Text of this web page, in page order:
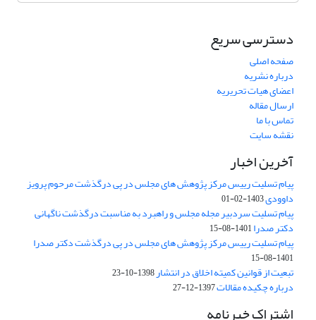
دسترسی سریع
صفحه اصلی
درباره نشریه
اعضای هیات تحریریه
ارسال مقاله
تماس با ما
نقشه سایت
آخرین اخبار
پیام تسلیت رییس مرکز پژوهش های مجلس در پی درگذشت مرحوم پرویز
داوودی1403-02-01
پیام تسلیت سردبیر مجله مجلس و راهبرد به مناسبت درگذشت ناگهانی
دکتر صدرا1401-08-15
پیام تسلیت رییس مرکز پژوهش های مجلس در پی درگذشت دکتر صدرا
1401-08-15
تبعیت از قوانین کمیته اخلاق در انتشار1398-10-23
درباره چکیده مقالات1397-12-27
اشتراک خبرنامه